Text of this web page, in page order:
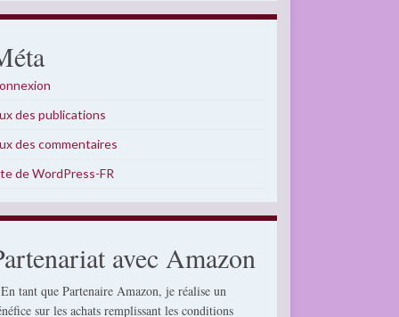
des publications
des commentaires
de WordPress-FR
avec Amazon
tant que Partenaire Amazon, je réalise un
sur les achats remplissant les conditions